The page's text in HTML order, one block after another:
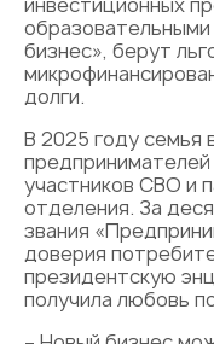
бизнес», берут
долги.
В 2025 году семья
участников СВО и
отделения. За
звания
доверия
президентскую
получила любовь